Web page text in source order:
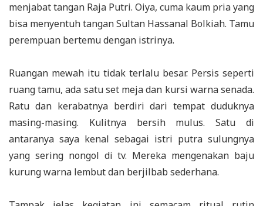
menjabat tangan Raja Putri. Oiya, cuma kaum pria yang
bisa menyentuh tangan Sultan Hassanal Bolkiah. Tamu
perempuan bertemu dengan istrinya.
Ruangan mewah itu tidak terlalu besar. Persis seperti
ruang tamu, ada satu set meja dan kursi warna senada.
Ratu dan kerabatnya berdiri dari tempat duduknya
masing-masing. Kulitnya bersih mulus. Satu di
antaranya saya kenal sebagai istri putra sulungnya
yang sering nongol di tv. Mereka mengenakan baju
kurung warna lembut dan berjilbab sederhana.